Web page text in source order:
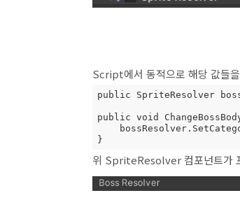
Script에서 동적으로 해당 값들
public SpriteResolver
public void
}
위 SpriteResolver 컴포넌트가